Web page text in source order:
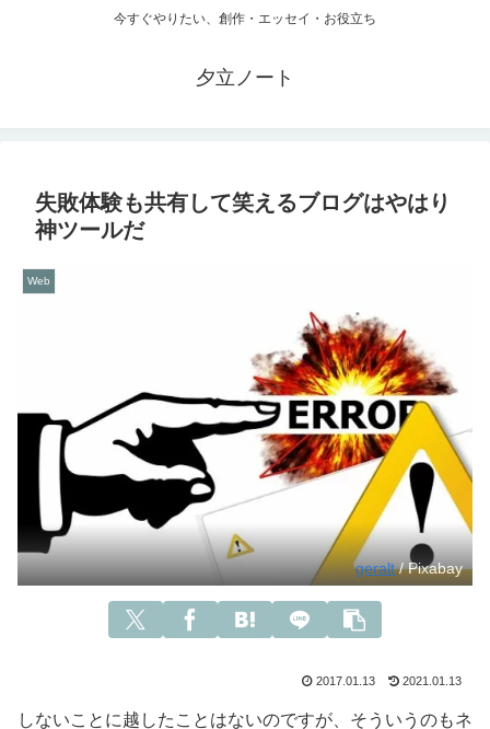
今すぐやりたい、創作・エッセイ・お役立ち
夕立ノート
失敗体験も共有して笑えるブログはやはり
神ツールだ
Web
geralt/ Pixabay
2017.01.13 2021.01.13
しないことに越したことはないのですが、そういうのもネ